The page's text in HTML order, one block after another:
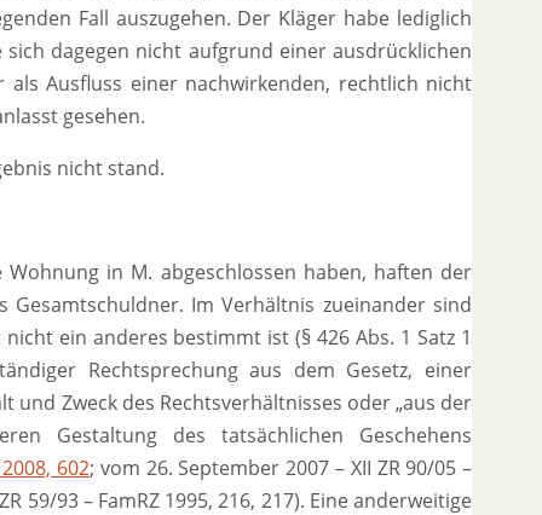
Fall auszugehen. Der Kläger habe lediglich
dagegen nicht aufgrund einer ausdrücklichen
Ausfluss einer nachwirkenden, rechtlich nicht
gesehen.
nicht stand.
in M. abgeschlossen haben, haften der
Im Verhältnis zueinander sind
ein anderes bestimmt ist (§ 426 Abs. 1 Satz 1
Rechtsprechung aus dem Gesetz, einer
Zweck des Rechtsverhältnisses oder „aus der
Gestaltung des tatsächlichen Geschehens
602; vom 26. September 2007 – XII ZR 90/05 –
59/93 – FamRZ 1995, 216, 217). Eine anderweitige